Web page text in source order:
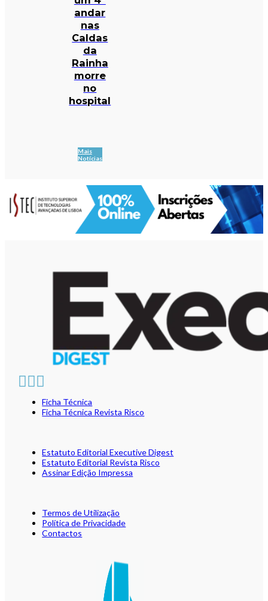
andar
nas
Caldas
da
Rainha
morre
no
hospital
Mais
Notícias
Ficha Técnica
Ficha Técnica Revista Risco
Estatuto Editorial Executive Digest
Estatuto Editorial Revista Risco
Assinar Edição Impressa
Termos de Utilização
Política de Privacidade
Contactos